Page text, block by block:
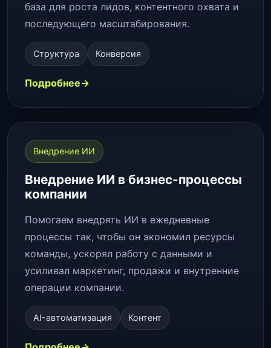
база для роста лидов, контентного охвата и
последующего масштабирования.
Структура Конверсия
Подробнее
Внедрение ИИ
Внедрение ИИ в бизнес-процессы
компании
Помогаем внедрять ИИ в ежедневные
процессы так, чтобы он экономил ресурсы
команды, ускорял работу с данными и
усиливал маркетинг, продажи и внутренние
операции компании.
AI-автоматизация Контент